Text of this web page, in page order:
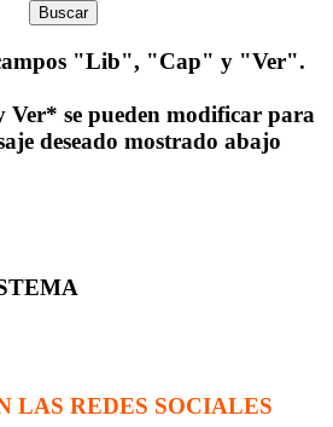
Buscar
"Lib", "Cap" y "Ver".
Ver* se pueden modificar para
deseado mostrado abajo
LAS REDES SOCIALES